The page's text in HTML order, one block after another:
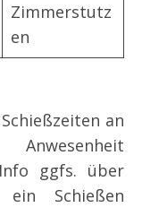
Zimmerstutz
en
an
ggfs. über
ein Schießen